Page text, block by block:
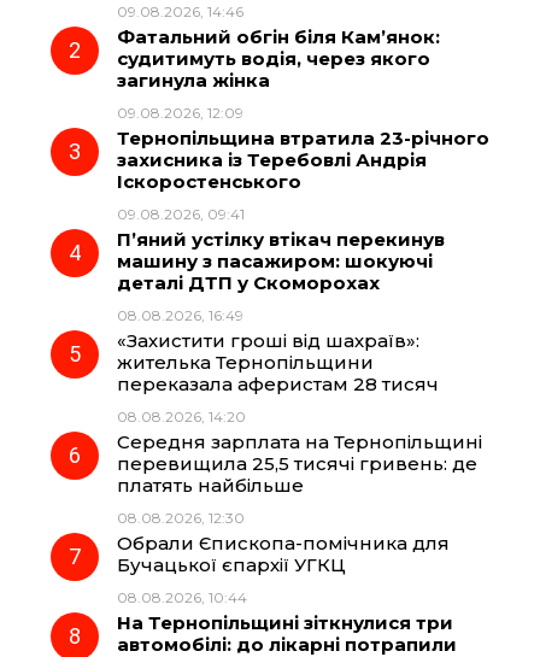
o
o
g
r
a p
09.08.2026, 14:46
Фатальний обгін біля Кам’янок:
судитимуть водія, через якого
загинула жінка
09.08.2026, 12:09
Тернопільщина втратила 23-річного
захисника із Теребовлі Андрія
Іскоростенського
09.08.2026, 09:41
П’яний устілку втікач перекинув
машину з пасажиром: шокуючі
деталі ДТП у Скоморохах
08.08.2026, 16:49
«Захистити гроші від шахраїв»:
жителька Тернопільщини
переказала аферистам 28 тисяч
08.08.2026, 14:20
Середня зарплата на Тернопільщині
перевищила 25,5 тисячі гривень: де
платять найбільше
08.08.2026, 12:30
Обрали Єпископа-помічника для
Бучацької єпархії УГКЦ
08.08.2026, 10:44
На Тернопільщині зіткнулися три
автомобілі: до лікарні потрапили